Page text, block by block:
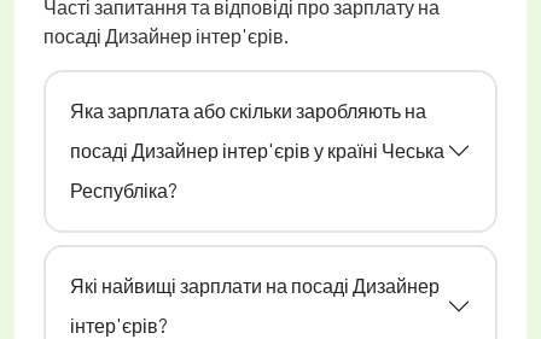
Часті запитання та відповіді про зарплату на
посаді Дизайнер інтер'єрів.
Яка зарплата або скільки заробляють на
посаді Дизайнер інтер'єрів у країні Чеська
Республіка?
Які найвищі зарплати на посаді Дизайнер
інтер'єрів?